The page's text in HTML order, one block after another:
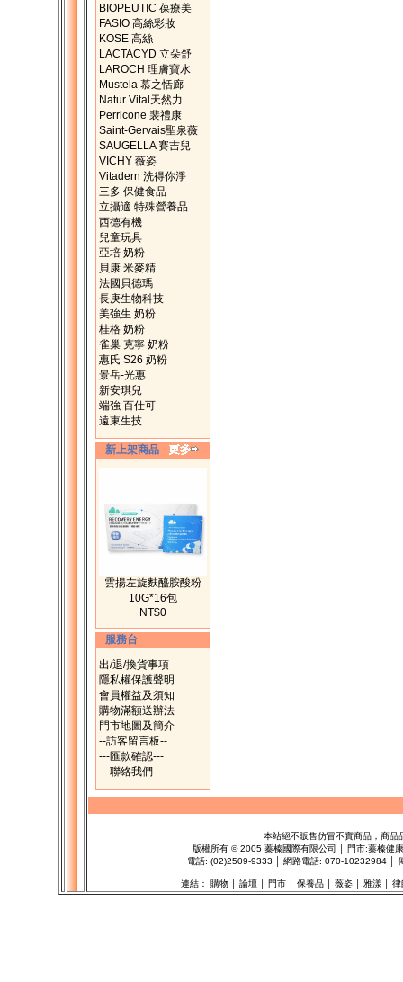
BIOPEUTIC 葆療美
FASIO 高絲彩妝
KOSE 高絲
LACTACYD 立朵舒
LAROCH 理膚寶水
Mustela 慕之恬廊
Natur Vital天然力
Perricone 裴禮康
Saint-Gervais聖泉薇
SAUGELLA 賽吉兒
VICHY 薇姿
Vitadern 洗得你淨
三多 保健食品
立攝適 特殊營養品
西德有機
兒童玩具
亞培 奶粉
貝康 米麥精
法國貝德瑪
長庚生物科技
美強生 奶粉
桂格 奶粉
雀巢 克寧 奶粉
惠氏 S26 奶粉
景岳-光惠
新安琪兒
端強 百仕可
遠東生技
新上架商品
雲揚左旋麩醯胺酸粉
10G*16包
NT$0
服務台
出/退/換貨事項
隱私權保護聲明
會員權益及須知
購物滿額送辦法
門市地圖及簡介
--訪客留言板--
---匯款確認---
---聯絡我們---
本站絕不販售仿冒不實商品，商品
版權所有 ©2005 蓁榛國際有限公司 │ 門市:蓁榛健
電話: (02)2509-9333 │ 網路電話: 070-10232984 │
連結： 購物│ 論壇│ 門市│ 保養品│ 薇姿│ 雅漾 律